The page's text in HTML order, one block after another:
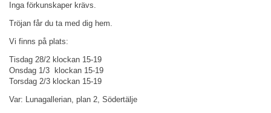
Inga förkunskaper krävs.
Tröjan får du ta med dig hem.
Vi finns på plats:
Tisdag 28/2 klockan 15-19
Onsdag 1/3
klockan 15-19
Torsdag 2/3 klockan 15-19
Var: Lunagallerian, plan 2, Södertälje